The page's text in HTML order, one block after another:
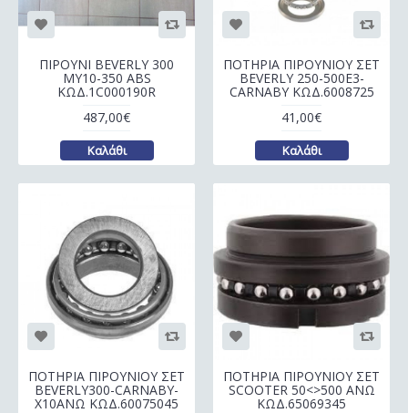
ΠΙΡΟΥΝΙ BEVERLY 300
MY10-350 ABS
ΚΩΔ.1C000190R
487,00€
Καλάθι
ΠΟΤΗΡΙΑ ΠΙΡΟΥΝΙΟΥ ΣΕΤ
BEVERLY 250-500E3-
CARNABY ΚΩΔ.6008725
41,00€
Καλάθι
ΠΟΤΗΡΙΑ ΠΙΡΟΥΝΙΟΥ ΣΕΤ
BEVERLY300-CARNABY-
Χ10ΑΝΩ ΚΩΔ.60075045
ΠΟΤΗΡΙΑ ΠΙΡΟΥΝΙΟΥ ΣΕΤ
SCOOTER 50<>500 ΑΝΩ
ΚΩΔ.65069345